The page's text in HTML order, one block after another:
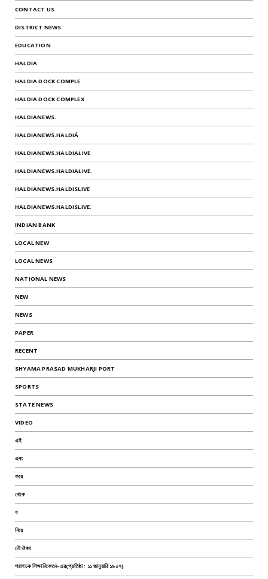
CONTACT US
DISTRICT NEWS
EDUCATION
HALDIA
HALDIA DOCK COMPLE
HALDIA DOCK COMPLEX
HALDIANEWS.
HALDIANEWS.HALDIÁ
HALDIANEWS.HALDIALIVE
HALDIANEWS.HALDIALIVE.
HALDIANEWS.HALDISLIVE
HALDIANEWS.HALDISLIVE.
INDIAN BANK
LOCAL NEW
LOCAL NEWS
NATIONAL NEWS
NEW
NEWS
PAPER
RECENT
SHYAMA PRASAD MUKHARJI PORT
SPORTS
STATE NEWS
VIDEO
এই
এবং
করে
থেকে
ধ
নিয়ে
নৌ ঔষধ
পরাণচক শিক্ষানিকেতন-এর(প্রতিষ্ঠা : ১১ জানুয়ারি ১৯০৭)